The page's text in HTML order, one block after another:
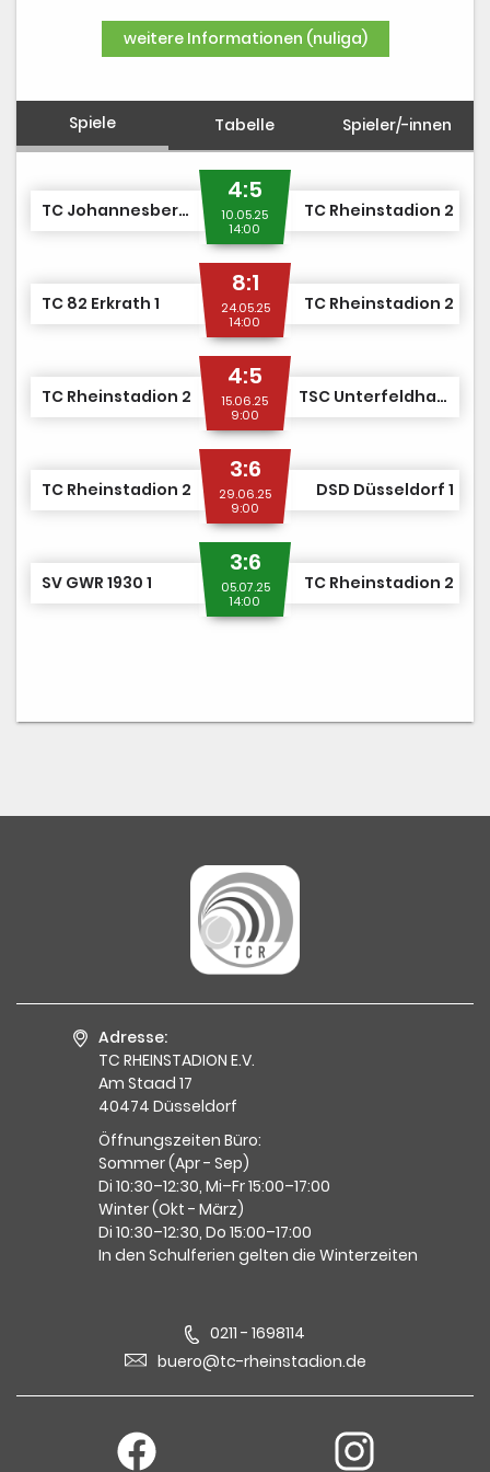
weitere Informationen (nuliga)
Spiele Tabelle Spieler/-innen
TC Johannesberg 1
4:5
10.05.25
14:00
TC Rheinstadion 2
TC 82 Erkrath 1
8:1
24.05.25
14:00
TC Rheinstadion 2
TC Rheinstadion 2
4:5
15.06.25
9:00
TSC Unterfeldhaus 1
TC Rheinstadion 2
3:6
29.06.25
9:00
DSD Düsseldorf 1
SV GWR 1930 1
3:6
05.07.25
14:00
TC Rheinstadion 2
Adresse:
TC RHEINSTADION E.V.
Am Staad 17
40474 Düsseldorf
Öffnungszeiten Büro:
Sommer (Apr - Sep)
Di 10:30–12:30, Mi–Fr 15:00–17:00
Winter (Okt - März)
Di 10:30–12:30, Do 15:00–17:00
In den Schulferien gelten die Winterzeiten
0211 - 1698114
buero@tc-rheinstadion.de